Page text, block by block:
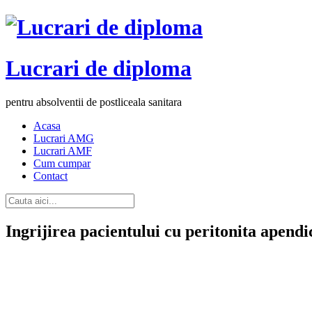
Lucrari de diploma
pentru absolventii de postliceala sanitara
Acasa
Lucrari AMG
Lucrari AMF
Cum cumpar
Contact
Ingrijirea pacientului cu peritonita